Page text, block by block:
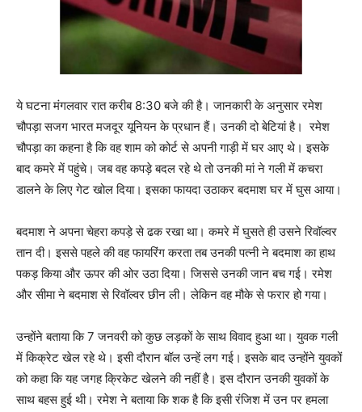
ये घटना मंगलवार रात करीब 8:30 बजे की है। जानकारी के अनुसार रमेश
चौपड़ा सजग भारत मजदूर यूनियन के प्रधान हैं। उनकी दो बेटियां है। रमेश
चौपड़ा का कहना है कि वह शाम को कोर्ट से अपनी गाड़ी में घर आए थे। इसके
बाद कमरे में पहुंचे। जब वह कपड़े बदल रहे थे तो उनकी मां ने गली में कचरा
डालने के लिए गेट खोल दिया। इसका फायदा उठाकर बदमाश घर में घुस आया।
बदमाश ने अपना चेहरा कपड़े से ढक रखा था। कमरे में घुसते ही उसने रिवॉल्वर
तान दी। इससे पहले की वह फायरिंग करता तब उनकी पत्नी ने बदमाश का हाथ
पकड़ किया और ऊपर की ओर उठा दिया। जिससे उनकी जान बच गई। रमेश
और सीमा ने बदमाश से रिवॉल्वर छीन ली। लेकिन वह मौके से फरार हो गया।
उन्होंने बताया कि 7 जनवरी को कुछ लड़कों के साथ विवाद हुआ था। युवक गली
में किक्रेट खेल रहे थे। इसी दौरान बॉल उन्हें लग गई। इसके बाद उन्होंने युवकों
को कहा कि यह जगह क्रिकेट खेलने की नहीं है। इस दौरान उनकी युवकों के
साथ बहस हुई थी। रमेश ने बताया कि शक है कि इसी रंजिश में उन पर हमला